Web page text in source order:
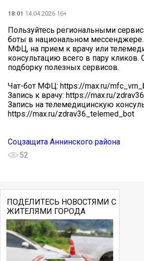
18:01 14.04.2026 16+
Пользуйтесь региональными
боты в национальном
МФЦ, на прием к врачу или
консультацию всего в пару кликов.
подборку полезных сервисов.
Чат-бот МФЦ: https://max.ru/
Запись к врачу: https://max.ru/
Запись на телемедицинскую
https://max.ru/zdrav36_telemed_bot
Соцзащита Аннинского района
52
ПОДЕЛИТЕСЬ НОВОСТЯМИ С
ЖИТЕЛЯМИ ГОРОДА